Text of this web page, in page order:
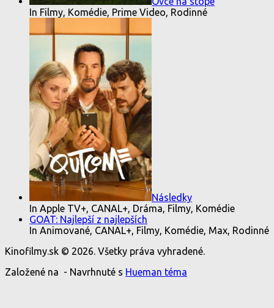
In Filmy, Komédie, Prime Video, Rodinné
Následky
In Apple TV+, CANAL+, Dráma, Filmy, Komédie
GOAT: Najlepší z najlepších
In Animované, CANAL+, Filmy, Komédie, Max, Rodinné
Kinofilmy.sk © 2026. Všetky práva vyhradené.
Založené na - Navrhnuté s Hueman téma